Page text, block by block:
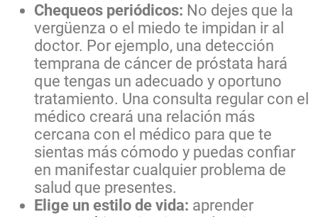
Chequeos periódicos: No dejes que la
vergüenza o el miedo te impidan ir al
doctor. Por ejemplo, una detección
temprana de cáncer de próstata hará
que tengas un adecuado y oportuno
tratamiento. Una consulta regular con el
médico creará una relación más
cercana con el médico para que te
sientas más cómodo y puedas confiar
en manifestar cualquier problema de
salud que presentes.
Elige un estilo de vida: aprender